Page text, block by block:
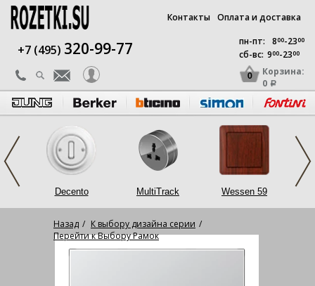
+7 (495) 320-99-77 пн-пт: 800-2300
сб-вс: 900-2300
Контакты Оплата и доставка
0
Корзина:
0 a
Decento MultiTrack Wessen 59
Назад
К выбору дизайна серии
Перейти к Выбору Рамок